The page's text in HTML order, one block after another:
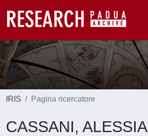
IRIS Pagina ricercatore
CASSANI, ALESSIA